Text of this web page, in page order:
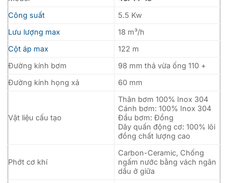
Công suất
5.5 Kw
Lưu lượng max
18 m³/h
Cột áp max
122 m
Đường kính bơm
98 mm thả vừa ống 110 +
Đường kính họng xả
60 mm
Vật liệu cấu tạo
Thân bơm 100% Inox 304
Cánh bơm: 100% Inox 304
Đầu bơm: Đồng
Dây quấn động cơ: 100% lõi
đồng chất lượng cao
Phớt cơ khí
Carbon-Ceramic, Chống
ngấm nước bằng vách ngăn
dầu ở giữa